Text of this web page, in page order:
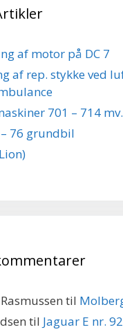
af motor på DC 7
af rep. stykke ved
701 – 714 mv.
76 grundbil
til
til Jaguar E nr.